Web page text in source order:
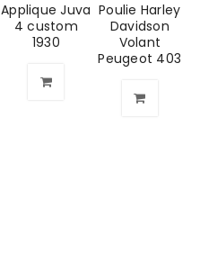
Applique Juva
4 custom
1930
Poulie Harley
Davidson
Volant
Peugeot 403